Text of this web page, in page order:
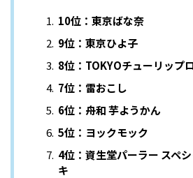
10位：東京ばな奈
9位：東京ひよ子
8位：TOKYOチューリップ
7位：雷おこし
6位：舟和 芋ようかん
5位：ヨックモック
4位：資生堂パーラー スペ
キ